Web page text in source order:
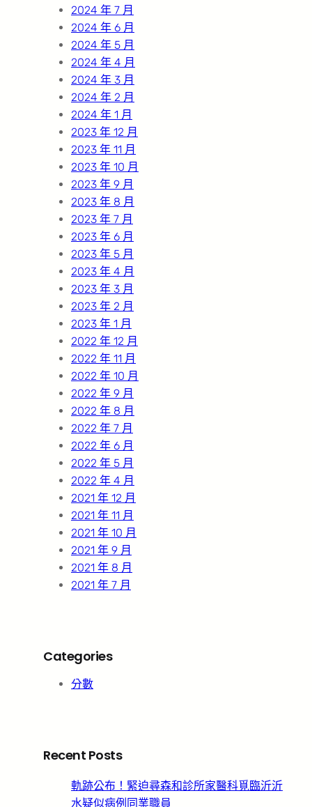
2024 年 7 月
2024 年 6 月
2024 年 5 月
2024 年 4 月
2024 年 3 月
2024 年 2 月
2024 年 1 月
2023 年 12 月
2023 年 11 月
2023 年 10 月
2023 年 9 月
2023 年 8 月
2023 年 7 月
2023 年 6 月
2023 年 5 月
2023 年 4 月
2023 年 3 月
2023 年 2 月
2023 年 1 月
2022 年 12 月
2022 年 11 月
2022 年 10 月
2022 年 9 月
2022 年 8 月
2022 年 7 月
2022 年 6 月
2022 年 5 月
2022 年 4 月
2021 年 12 月
2021 年 11 月
2021 年 10 月
2021 年 9 月
2021 年 8 月
2021 年 7 月
Categories
分數
Recent Posts
軌跡公布！緊迫尋森和診所家醫科覓臨沂沂
水疑似病例同業職員